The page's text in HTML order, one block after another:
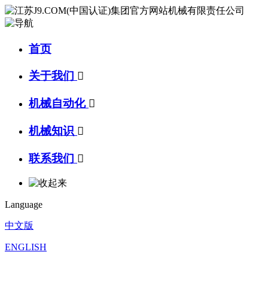
首页
关于我们 
机械自动化 
机械知识 
联系我们 
Language
中文版
ENGLISH